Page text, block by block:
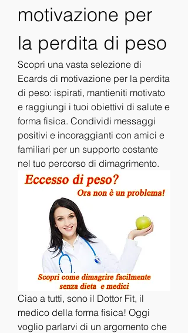
motivazione per
la perdita di peso
Scopri una vasta selezione di
Ecards di motivazione per la perdita
di peso: ispirati, mantieniti motivato
e raggiungi i tuoi obiettivi di salute e
forma fisica. Condividi messaggi
positivi e incoraggianti con amici e
familiari per un supporto costante
nel tuo percorso di dimagrimento.
Ciao a tutti, sono il Dottor Fit, il
medico della forma fisica! Oggi
voglio parlarvi di un argomento che